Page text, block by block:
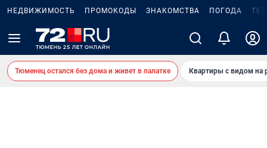
НЕДВИЖИМОСТЬ ПРОМОКОДЫ ЗНАКОМСТВА ПОГОДА
Тюменец остался без дома и живет в палатке Квартиры с видом на